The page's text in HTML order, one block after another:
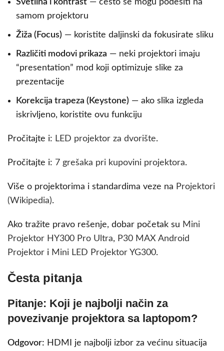
Svetlina i kontrast — često se mogu podesiti na
samom projektoru
Žiža (Focus) — koristite daljinski da fokusirate sliku
Različiti modovi prikazа — neki projektori imaju
“presentation” mod koji optimizuje slike za
prezentacije
Korekcija trapeza (Keystone) — ako slika izgleda
iskrivljeno, koristite ovu funkciju
Pročitajte i: LED projektor za dvorište.
Pročitajte i: 7 grešaka pri kupovini projektora.
Više o projektorima i standardima veze na Projektori
(Wikipedia).
Ako tražite pravo rešenje, dobar početak su Mini
Projektor HY300 Pro Ultra, P30 MAX Android
Projektor i Mini LED Projektor YG300.
Česta pitanja
Pitanje: Koji je najbolji način za
povezivanje projektora sa laptopom?
Odgovor: HDMI je najbolji izbor za većinu situacija